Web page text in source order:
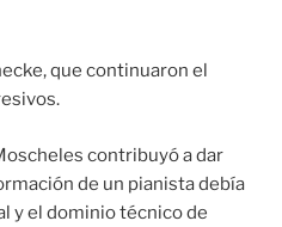
que continuaron el
contribuyó a dar
de un pianista debía
y el dominio técnico de